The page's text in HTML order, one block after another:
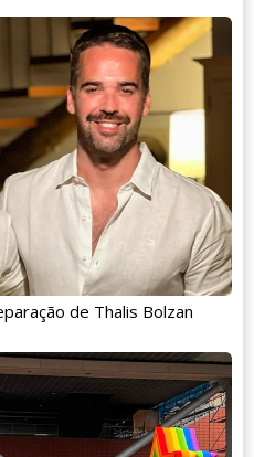
de Thalis Bolzan